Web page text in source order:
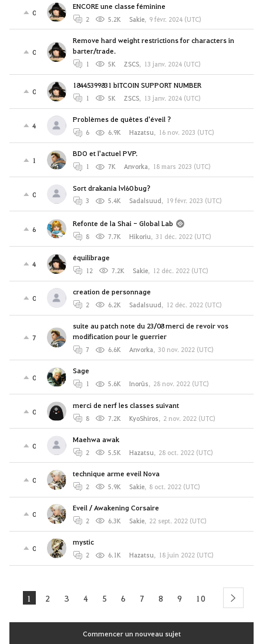
0
ENCORE une classe féminine
2 5.2K Sakie, 9 févr. 2024 (UTC)
0
Remove hard weight restrictions for characters in
barter/trade.
1 5K ZSCS, 13 janv. 2024 (UTC)
0
18445399831 bITCOIN SUPPORT NUMBER
1 5K ZSCS, 13 janv. 2024 (UTC)
4
Problèmes de quêtes d'éveil ?
6 6.9K Hazatsu, 16 nov. 2023 (UTC)
1
BDO et l'actuel PVP.
1 7K Anvorka, 18 mars 2023 (UTC)
0
Sort drakania lvl60 bug?
3 5.4K Sadalsuud, 19 févr. 2023 (UTC)
6
Refonte de la Shai - Global Lab
8 7.7K Hikoriu, 31 déc. 2022 (UTC)
4
équilibrage
12 7.2K Sakie, 12 déc. 2022 (UTC)
0
creation de personnage
2 6.2K Sadalsuud, 12 déc. 2022 (UTC)
7
suite au patch note du 23/08 merci de revoir vos
modification pour le guerrier
7 6.6K Anvorka, 30 nov. 2022 (UTC)
0
Sage
1 5.6K Inorûs, 28 nov. 2022 (UTC)
0
merci de nerf les classes suivant
8 7.2K KyoShiros, 2 nov. 2022 (UTC)
0
Maehwa awak
2 5.5K Hazatsu, 28 oct. 2022 (UTC)
0
technique arme eveil Nova
2 5.9K Sakie, 8 oct. 2022 (UTC)
0
Eveil / Awakening Corsaire
2 6.3K Sakie, 22 sept. 2022 (UTC)
0
mystic
2 6.1K Hazatsu, 18 juin 2022 (UTC)
1 2 3 4 5 6 7 8 9 10 next
Commencer un nouveau sujet